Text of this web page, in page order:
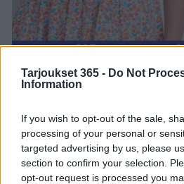
Tarjoukset 365 - Do Not
Information
If you wish to opt-out of the sale,
processing of your personal or
targeted advertising by us, please
section to confirm your selection.
opt-out request is processed you
Uusin Carlson-esite on
UusiCarlson-esite on
25. kesäkuuta 2024 . Yli16